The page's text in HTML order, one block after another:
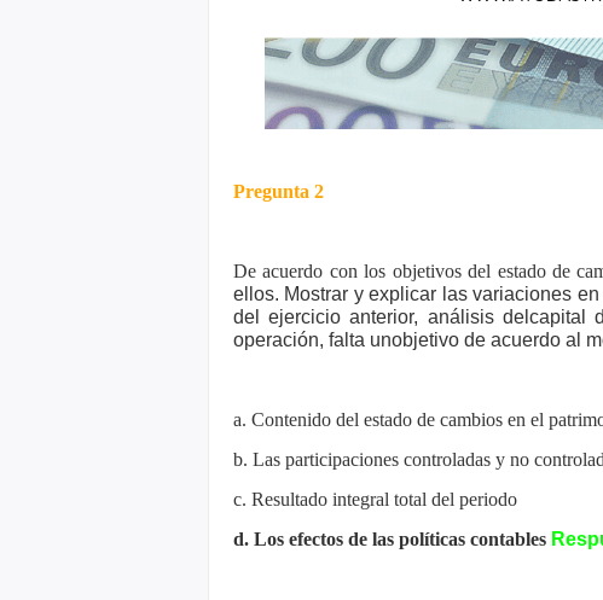
Pregunta 2
De acuerdo con los objetivos del estado de
ellos. Mostrar y explicar las variaciones en
del ejercicio anterior, análisis del capital
operación, falta unobjetivo de acuerdo al
a. Contenido del estado de cambios en el
b. Las participaciones controladas y no
c. Resultado integral total del periodo
d. Los efectos de las políticas contables